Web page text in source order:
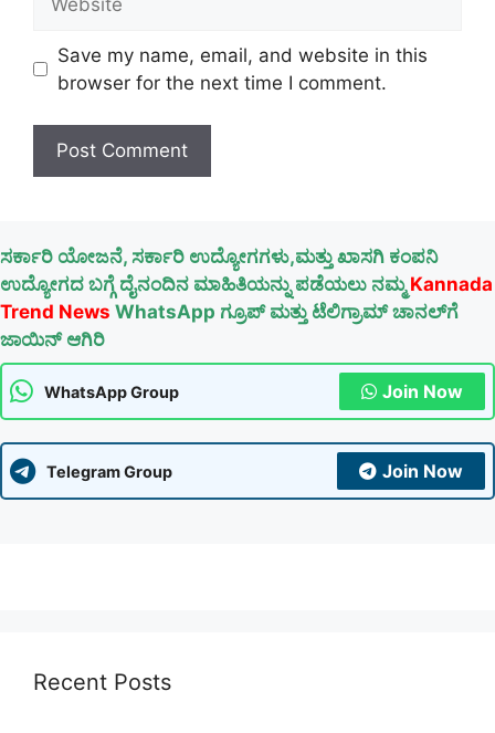
Save my name, email, and website in this
browser for the next time I comment.
ಸರ್ಕಾರಿ ಯೋಜನೆ, ಸರ್ಕಾರಿ ಉದ್ಯೋಗಗಳು,ಮತ್ತು ಖಾಸಗಿ ಕಂಪನಿ
ಉದ್ಯೋಗದ ಬಗ್ಗೆ ದೈನಂದಿನ ಮಾಹಿತಿಯನ್ನು ಪಡೆಯಲು ನಮ್ಮKannada
Trend News WhatsApp ಗ್ರೂಪ್ ಮತ್ತು ಟೆಲಿಗ್ರಾಮ್ ಚಾನಲ್‌ಗೆ
ಜಾಯಿನ್ ಆಗಿರಿ
WhatsApp Group Join Now
Telegram Group Join Now
Recent Posts